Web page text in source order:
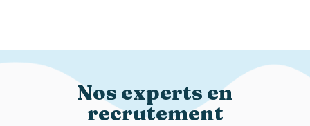
Nos experts en
recrutement